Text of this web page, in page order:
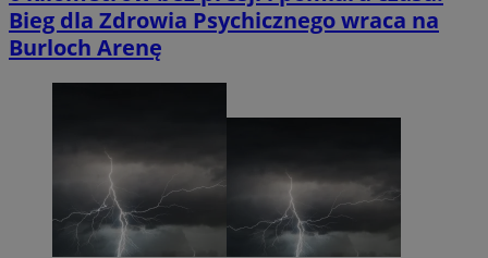
Bieg dla Zdrowia Psychicznego wraca na
Burloch Arenę